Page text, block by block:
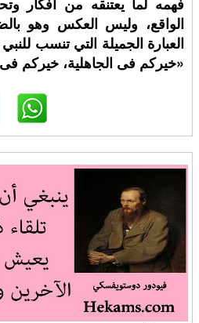
الواقع، وليس العكس وهو
العبارة الجميلة التي تنسب
«خيركم فى الجاهلية، خيركم